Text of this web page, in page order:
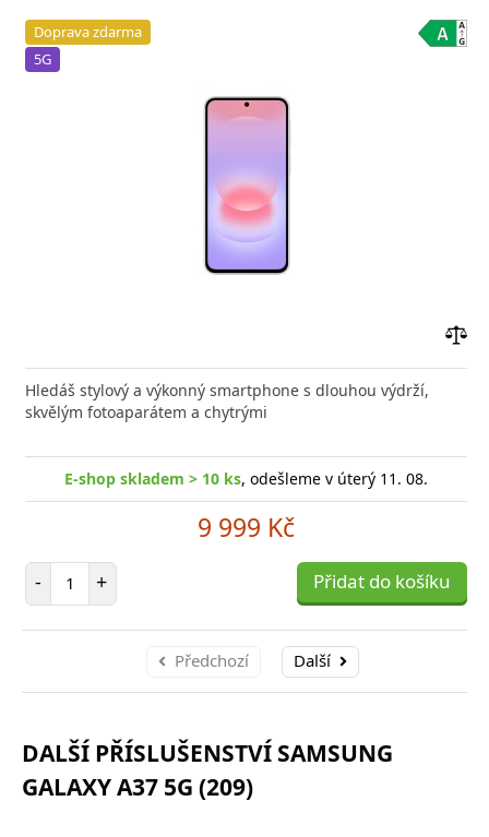
Doprava zdarma
5G
Hledáš stylový a výkonný smartphone s dlouhou výdrží,
skvělým fotoaparátem a chytrými
E-shop skladem > 10 ks, odešleme v úterý 11. 08.
9 999 Kč
- Počet položek
+ Přidat do košíku
Předchozí Další
DALŠÍ PŘÍSLUŠENSTVÍ SAMSUNG
GALAXY A37 5G (209)